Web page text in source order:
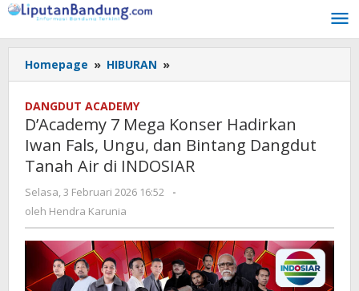
Lewati
konten
Homepage » HIBURAN »
7
Hadirkan
Iwan
Fals,
dan
Dangdut
Tanah
Air
di
DANGDUT ACADEMY
D’Academy 7 Mega Konser Hadirkan
Iwan Fals, Ungu, dan Bintang Dangdut
Tanah Air di INDOSIAR
Selasa, 3 Februari 2026 16:52
oleh
-
oleh Hendra Karunia